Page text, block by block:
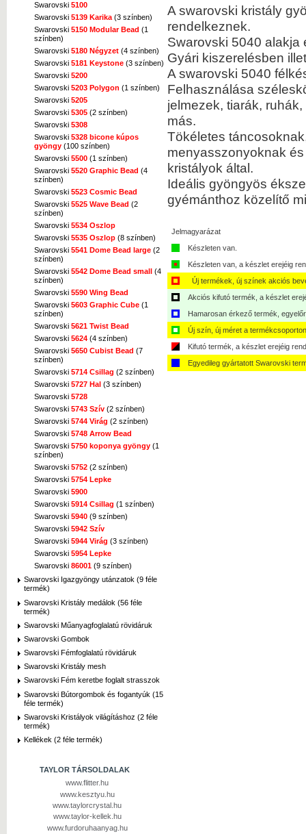
Swarovski 5100
Swarovski 5139 Karika (3 színben)
Swarovski 5150 Modular Bead (1
színben)
Swarovski 5180 Négyzet (4 színben)
Swarovski 5181 Keystone (3 színben)
Swarovski 5200
Swarovski 5203 Polygon (1 színben)
Swarovski 5205
Swarovski 5305 (2 színben)
Swarovski 5308
Swarovski 5328 bicone kúpos
gyöngy (100 színben)
Swarovski 5500 (1 színben)
Swarovski 5520 Graphic Bead (4
színben)
Swarovski 5523 Cosmic Bead
Swarovski 5525 Wave Bead (2
színben)
Swarovski 5534 Oszlop
Swarovski 5535 Oszlop (8 színben)
Swarovski 5541 Dome Bead large (2
színben)
Swarovski 5542 Dome Bead small (4
színben)
Swarovski 5590 Wing Bead
Swarovski 5603 Graphic Cube (1
színben)
Swarovski 5621 Twist Bead
Swarovski 5624 (4 színben)
Swarovski 5650 Cubist Bead (7
színben)
Swarovski 5714 Csillag (2 színben)
Swarovski 5727 Hal (3 színben)
Swarovski 5728
Swarovski 5743 Szív (2 színben)
Swarovski 5744 Virág (2 színben)
Swarovski 5748 Arrow Bead
Swarovski 5750 koponya gyöngy (1
színben)
Swarovski 5752 (2 színben)
Swarovski 5754 Lepke
Swarovski 5900
Swarovski 5914 Csillag (1 színben)
Swarovski 5940 (9 színben)
Swarovski 5942 Szív
Swarovski 5944 Virág (3 színben)
Swarovski 5954 Lepke
Swarovski 86001 (9 színben)
Swarovski Igazgyöngy utánzatok (9 féle
termék)
Swarovski Kristály medálok (56 féle
termék)
Swarovski Műanyagfoglalatú rövidáruk
Swarovski Gombok
Swarovski Fémfoglalatú rövidáruk
Swarovski Kristály mesh
Swarovski Fém keretbe foglalt strasszok
Swarovski Bútorgombok és fogantyúk (15
féle termék)
Swarovski Kristályok világításhoz (2 féle
termék)
Kellékek (2 féle termék)
TAYLOR TÁRSOLDALAK
www.flitter.hu
www.kesztyu.hu
www.taylorcrystal.hu
www.taylor-kellek.hu
www.furdoruhaanyag.hu
A swarovski kristály
rendelkeznek.
Swarovski 5040 alakja
Gyári kiszerelésben
A swarovski 5040
Felhasználása
jelmezek, tiarák,
más.
Tökéletes
menyasszonyoknak
kristályok által.
Ideális gyöngyös
gyémánthoz közelítő
Jelmagyarázat
Készleten van.
Készleten van, a készlet erejéig
Új termékek, új színek akciós
Akciós kifutó termék, a készlet
Hamarosan érkező termék,
Új szín, új méret a
Kifutó termék, a készlet erejéig
Egyedileg gyártatott Swarovski